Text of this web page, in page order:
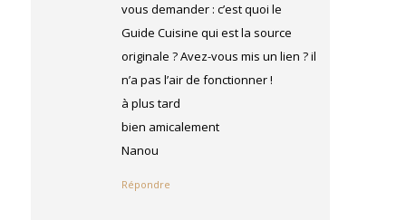
vous demander : c’est quoi le
Guide Cuisine qui est la source
originale ? Avez-vous mis un lien ? il
n’a pas l’air de fonctionner !
à plus tard
bien amicalement
Nanou
Répondre